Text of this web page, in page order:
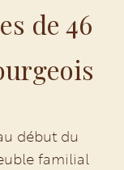
de 46
début du
familial